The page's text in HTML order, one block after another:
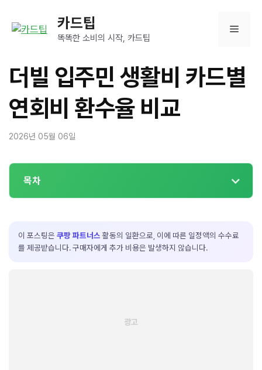
카드팁
똑똑한 소비의 시작, 카드팁
메
뉴
더빌 입주민 생활비 카드별
연회비 환수율 비교
2026년 05월 06일
목차
이 포스팅은 쿠팡 파트너스 활동의 일환으로, 이에 따른 일정액의 수수료
를 제공받습니다. 구매자에게 추가 비용은 발생하지 않습니다.